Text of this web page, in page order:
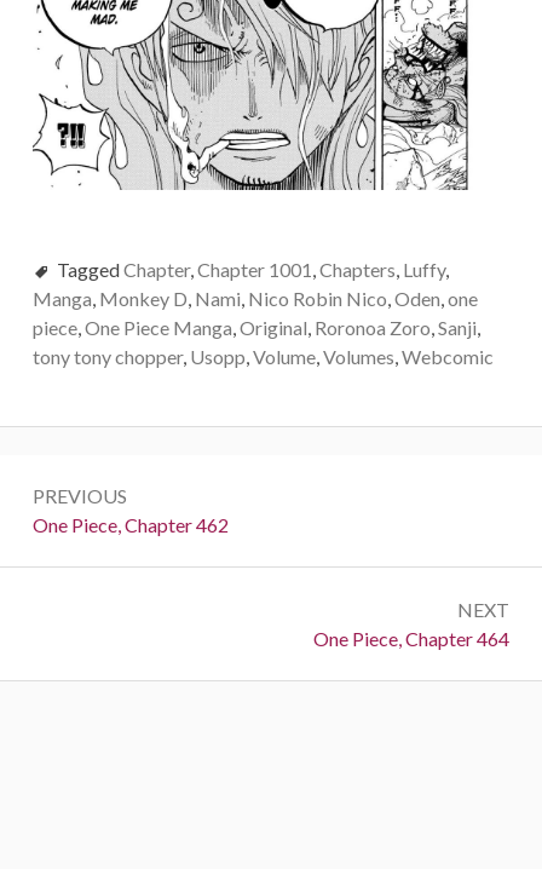
TaggedChapter,Chapter 1001,Chapters, Luffy,
Manga, Monkey D, Nami, Nico Robin Nico,Oden,one
piece,One Piece Manga,Original, Roronoa Zoro,Sanji,
tony tony chopper, Usopp,Volume,Volumes,Webcomic
navigation
PREVIOUS
Previous:
One Piece, Chapter 462
NEXT
Next:
One Piece, Chapter 464